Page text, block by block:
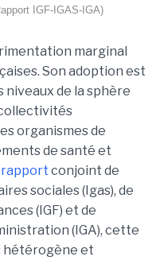
IGF-IGAS-IGA)
marginal
Son adoption est
niveaux de la sphère
organismes de
de santé et
rapport conjoint de
sociales (Igas), de
(IGF) et de
(IGA), cette
hétérogène et